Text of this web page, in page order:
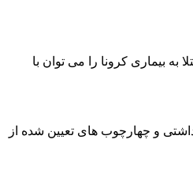
بیماری کرونا را می توان با
و چهارچوب های تعیین شده از